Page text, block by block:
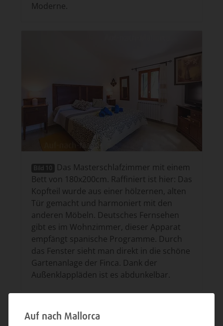
Moderne.
Bild 10
Das Masterschlafzimmer mit einem
Bett von 180x200cm. Raffiniert ist hier: Das
Kopfteil wurde aus einer hölzernen, alten
Tür gemacht und harmoniert mit den
anderen Möbeln. Deutsches Fernsehen
gibt es im Wohnzimmer, dieser Apparat
empfängt spanische Programme. Durch
das Fenster sieht man direkt in die schöne
Gartenanlage der Finca. Dank der
Außenklappläden ist es abdunkelbar.
Auf nach Mallorca